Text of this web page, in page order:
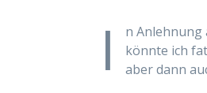
I n Anlehnung
könnte ich
aber dann